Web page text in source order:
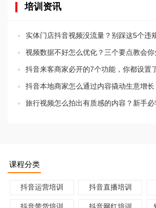
培训资讯
实体门店抖音视频没流量？别踩这5个违
视频数据不好怎么优化？三个要点教会你
抖音来客商家必开的7个功能，你都设置
抖音本地商家怎么通过内容撬动生意增长
旅行视频怎么拍出有质感的内容？新手
课程分类
抖音运营培训 抖音直播培训